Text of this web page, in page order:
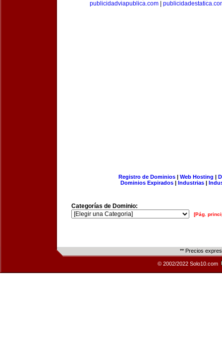
publicidadviapublica.com
Registro de Dominios| Web Hosting |
Dominios Expirados | Industrias |
Categorías de Dominio:
[Pág.
** Precios
© 2002/2022 Solo10.com